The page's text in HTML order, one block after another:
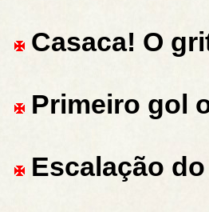
Casaca! O
Primeiro gol
Escalação